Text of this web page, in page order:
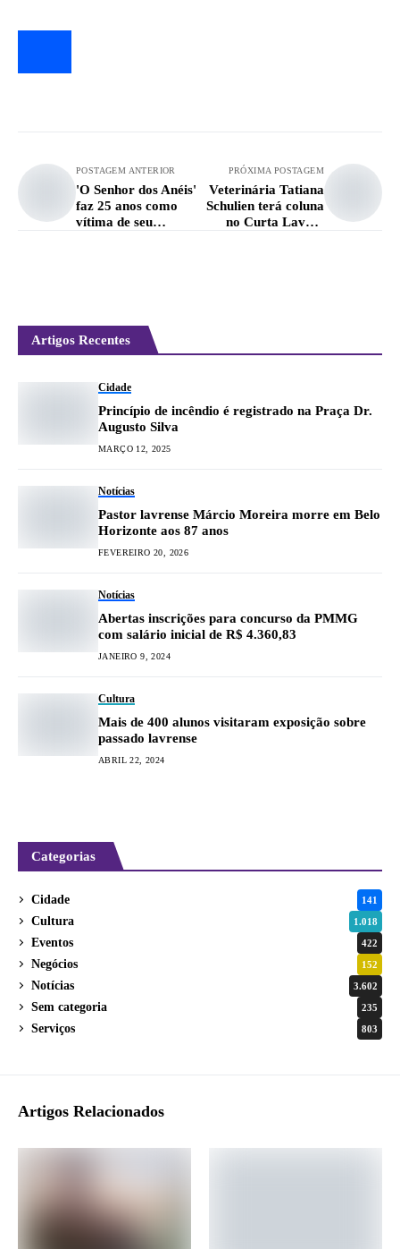
POSTAGEM ANTERIOR
'O Senhor dos Anéis'
faz 25 anos como
vítima de seu
PRÓXIMA POSTAGEM
Veterinária Tatiana
Schulien terá coluna
no Curta Lavras
Artigos Recentes
Cidade
Princípio de incêndio é registrado na Praça Dr.
Augusto Silva
MARÇO 12, 2025
Notícias
Pastor lavrense Márcio Moreira morre em Belo
Horizonte aos 87 anos
FEVEREIRO 20, 2026
Notícias
Abertas inscrições para concurso da PMMG
com salário inicial de R$ 4.360,83
JANEIRO 9, 2024
Cultura
Mais de 400 alunos visitaram exposição sobre
passado lavrense
ABRIL 22, 2024
Categorias
Cidade 141
Cultura 1.018
Eventos 422
Negócios 152
Notícias 3.602
Sem categoria 235
Serviços 803
Artigos Relacionados